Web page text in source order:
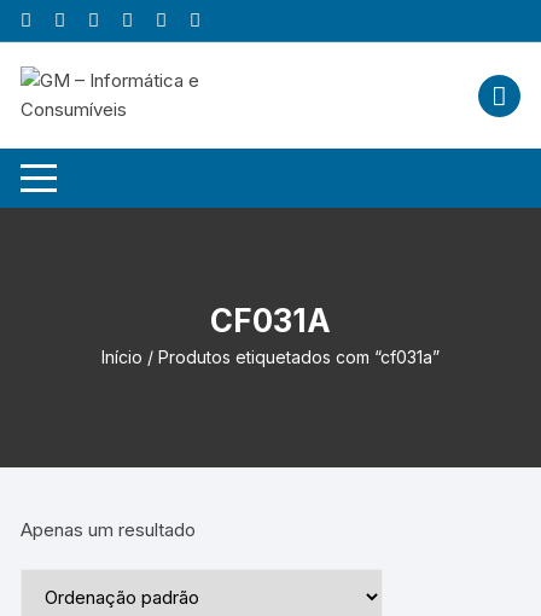
Skip
to
content
CF031A
Início / Produtos etiquetados com “cf031a”
Apenas um resultado